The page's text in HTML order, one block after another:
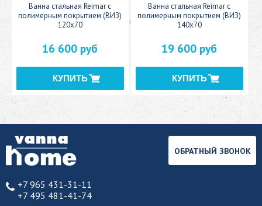
Ванна стальная Reimar с
полимерным покрытием (ВИЗ)
120x70
16 600 руб
Ванна стальная Reimar с
полимерным покрытием (ВИЗ)
140x70
19 600 руб
+7 965 431-31-11
+7 495 481-41-74
ОБРАТНЫЙ ЗВОНОК